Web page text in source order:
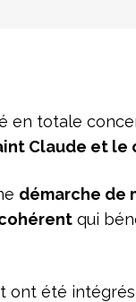
en totale
Claude et le
démarche de
qui
ont été intégrés